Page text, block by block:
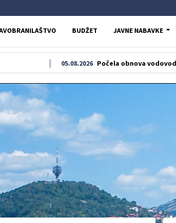
BUDŽET JAVNE NABAVKE
05.08.2026 Počela obnova vodovodne i